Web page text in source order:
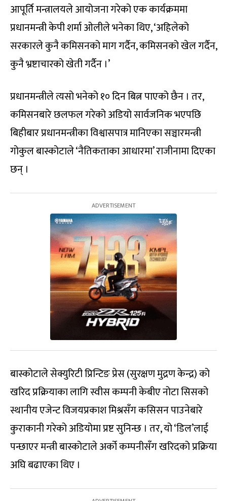
आपूर्ति मन्त्रालयले आयोजना गरेको एक कार्यक्रममा
प्रधानमन्त्री केपी शर्मा ओलीले भनेका थिए, ‘अहिलेको
सरकारले कुनै कमिसनको माग गर्दैन, कमिसनको खेल गर्दैन,
कुनै भ्रष्टाचारको खेती गर्दैन ।’
प्रधानमन्त्रीले त्यसो भनेको १० दिन बित्न पाएको छैन । तर,
कमिसनबारे छलफल गरेको अडियो सार्वजनिक भएपछि
बिहीबार प्रधानमन्त्रीका विश्वासपात्र मानिएका सञ्चारमन्त्री
गोकुल बास्कोटाले ‘नैतिकताका आधारमा’ राजीनामा दिएका
छन् ।
बास्कोटाले सेक्युरिटी प्रिन्टिङ प्रेस (सुरक्षण मुद्रण केन्द्र) को
खरिद प्रक्रियाका लागि स्वीस कम्पनी केबीए नोटा सिसको
स्थानीय एजेन्ट विजयप्रकाश मिश्रसँग कसिसन पाउनेबारे
कुराकानी गरेको अडियोमा प्रष्ट सुनिन्छ । तर, यो ‘डिल’लाई
पन्छाएर मन्त्री बास्कोटाले अर्को कम्पनीसँग खरिदको प्रक्रिया
अघि बढाएका थिए ।